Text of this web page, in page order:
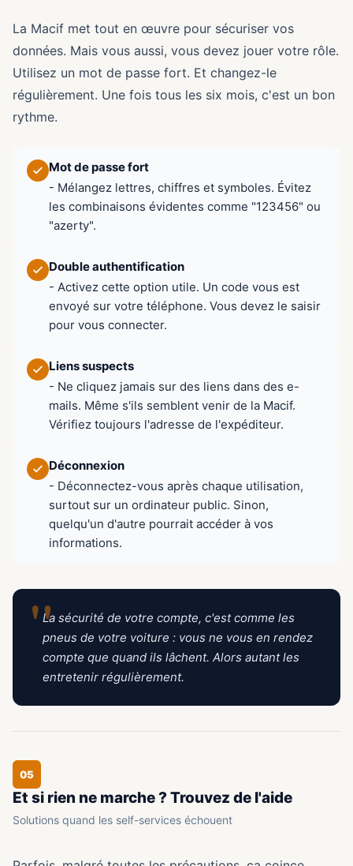
La Macif met tout en œuvre pour sécuriser vos
données. Mais vous aussi, vous devez jouer votre rôle.
Utilisez un mot de passe fort. Et changez-le
régulièrement. Une fois tous les six mois, c'est un bon
rythme.
Mot de passe fort
- Mélangez lettres, chiffres et symboles. Évitez
les combinaisons évidentes comme "123456" ou
"azerty".
Double authentification
- Activez cette option utile. Un code vous est
envoyé sur votre téléphone. Vous devez le saisir
pour vous connecter.
Liens suspects
- Ne cliquez jamais sur des liens dans des e-
mails. Même s'ils semblent venir de la Macif.
Vérifiez toujours l'adresse de l'expéditeur.
Déconnexion
- Déconnectez-vous après chaque utilisation,
surtout sur un ordinateur public. Sinon,
quelqu'un d'autre pourrait accéder à vos
informations.
"La sécurité de votre compte, c'est comme les
pneus de votre voiture : vous ne vous en rendez
compte que quand ils lâchent. Alors autant les
entretenir régulièrement.
05
Et si rien ne marche ? Trouvez de l'aide
Solutions quand les self-services échouent